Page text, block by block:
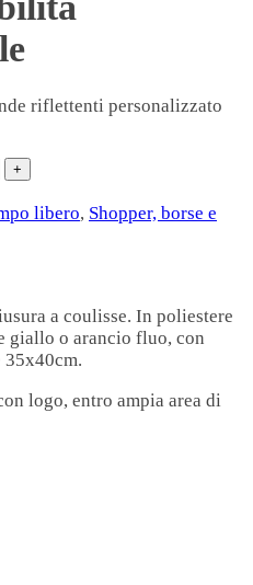
riflettenti personalizzato
libero, Shopper, borse e
a coulisse. In poliestere
giallo o arancio fluo, con
logo, entro ampia area di